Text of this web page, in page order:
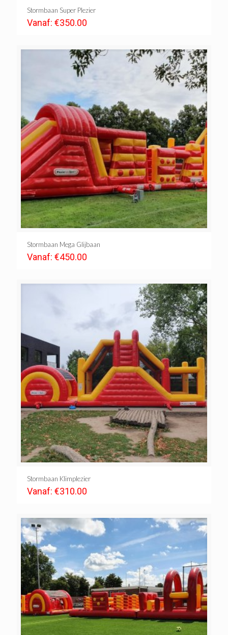
Stormbaan Super Plezier
Vanaf: €350.00
Stormbaan Mega Glijbaan
Vanaf: €450.00
Stormbaan Klimplezier
Vanaf: €310.00